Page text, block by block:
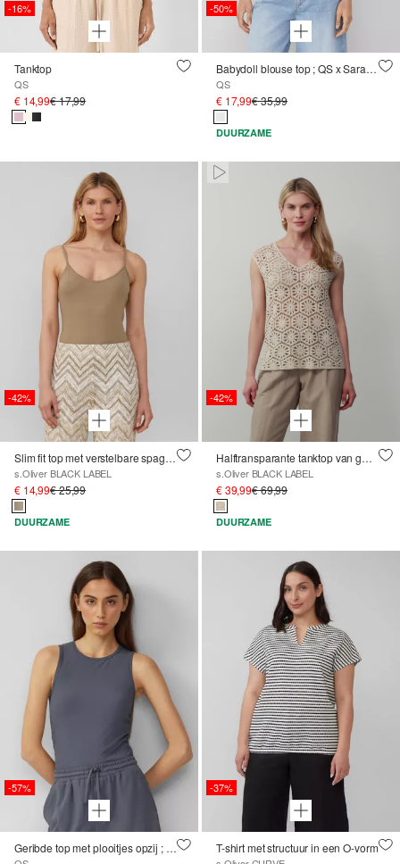
-16%
Tanktop
QS
€ 14,99€ 17,99
-50%
Babydoll blouse top ; QS x Sarah & Tini
QS
€ 17,99€ 35,99
DUURZAME
-42%
Slim fit top met verstelbare spaghettibandjes
s.Oliver BLACK LABEL
€ 14,99€ 25,99
DUURZAME
Paused • Muted
-42%
Halftransparante tanktop van gehaakte kant
s.Oliver BLACK LABEL
€ 39,99€ 69,99
DUURZAME
-57%
Geribde top met plooitjes opzij ; QS x Vanessa Mai
-37%
T-shirt met structuur in een O-vorm